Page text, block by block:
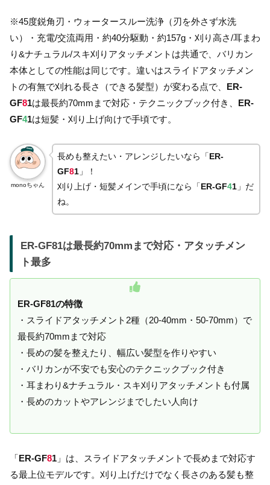
※45度鋭角刃・ウォータースルー洗浄（刃を外さず水洗
い）・充電/交流両用・約40分駆動・約157g・刈り高さ/耳まわ
り&ナチュラル/スキ刈りアタッチメントは共通で、バリカン
本体としての性能は同じです。違いはスライドアタッチメン
トの有無で刈れる長さ（できる髪型）が変わる点で、 ER-
GF81は最長約70mmまで対応・テクニックブック付き、 ER-
GF41は短髪・刈り上げ向けで手頃です。
monoちゃん
長めも整えたい・アレンジしたいなら「ER-
GF81 」！
刈り上げ・短髪メインで手頃になら「ER-GF41 」だ
ね。
ER-GF81は最長約70mmまで対応・アタッチメン
ト最多
ER-GF81の特徴
・スライドアタッチメント2種（20-40mm・50-70mm）で
最長約70mmまで対応
・長めの髪を整えたり、幅広い髪型を作りやすい
・バリカンが不安でも安心のテクニックブック付き
・耳まわり&ナチュラル・スキ刈りアタッチメントも付属
・長めのカットやアレンジまでしたい人向け
「ER-GF81 」は、スライドアタッチメントで長めまで対応す
る最上位モデルです。刈り上げだけでなく長さのある髪も整